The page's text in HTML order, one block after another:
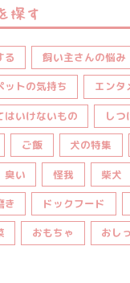
探す
る 飼い主さんの悩み
ットの気持ち エンタ
はいけないもの しつ
ご飯 犬の特集
臭い 怪我 柴犬
き ドックフード
おもちゃ おし